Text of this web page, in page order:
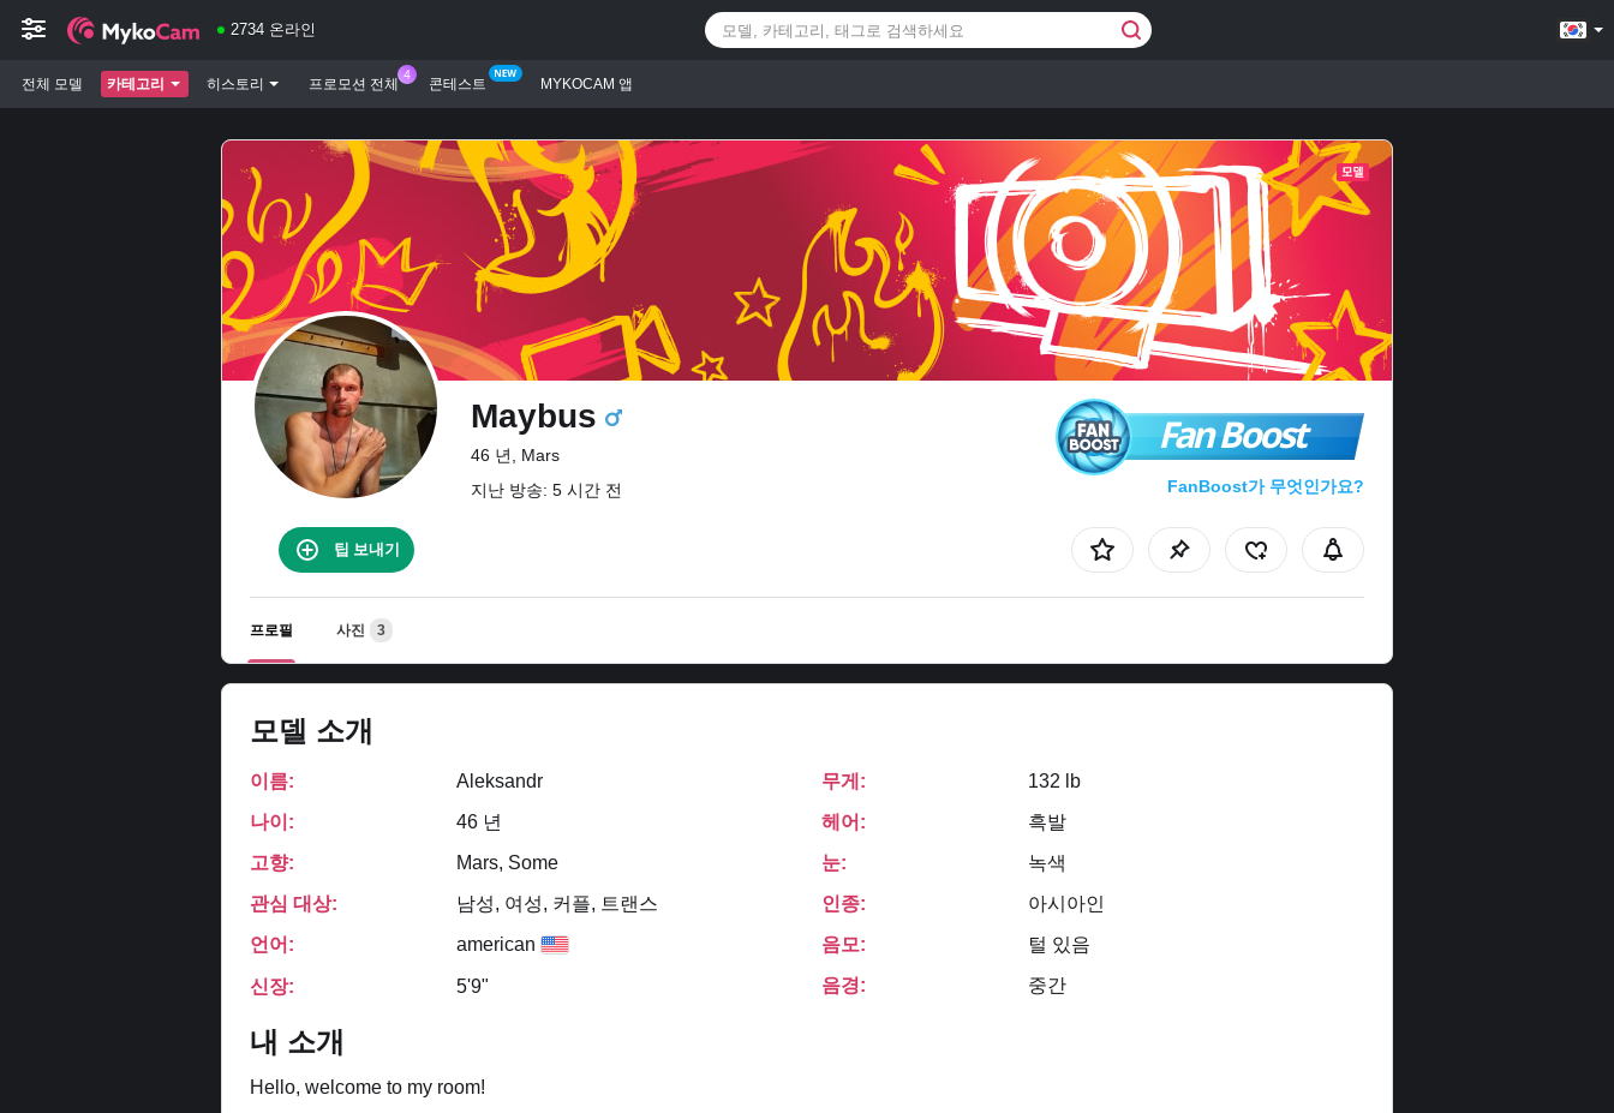
2734 온라인
전체 모델 카테고리 히스토리 프로모션 전체 콘테스트 MYKOCAM 앱
Maybus
46 년, Mars
지난 방송: 5 시간 전
Fan Boost
FanBoost가 무엇인가요?
팁 보내기
프로필 사진 3
모델 소개
이름:
Aleksandr
나이:
46 년
고향:
Mars, Some
관심 대상:
남성, 여성, 커플, 트랜스
언어:
american
신장: 5'9"
무게:
132 lb
헤어:
흑발
눈:
녹색
인종:
아시아인
음모:
털 있음
음경:
중간
내 소개
Hello, welcome to my room!